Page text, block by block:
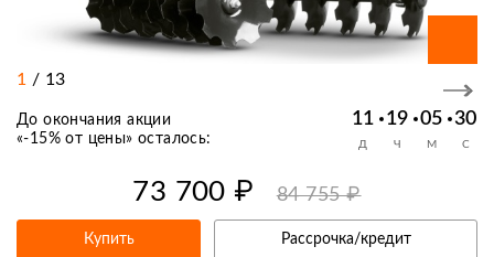
1 / 13
До окончания акции
«-15% от цены» осталось:
11 19 05 30
Д Ч М С
73 700 ₽ 84 755 ₽
Купить Рассрочка/кредит